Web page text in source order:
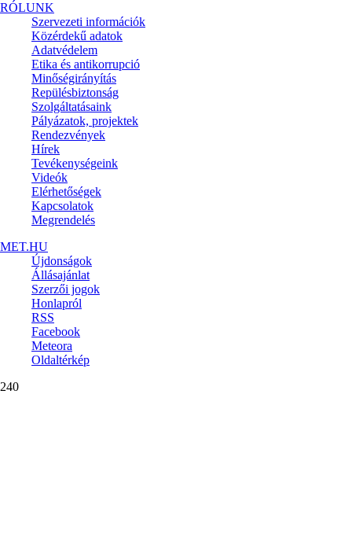
RÓLUNK
Szervezeti információk
Közérdekű adatok
Adatvédelem
Etika és antikorrupció
Minőségirányítás
Repülésbiztonság
Szolgáltatásaink
Pályázatok, projektek
Rendezvények
Hírek
Tevékenységeink
Videók
Elérhetőségek
Kapcsolatok
Megrendelés
MET.HU
Újdonságok
Állásajánlat
Szerzői jogok
Honlapról
RSS
Facebook
Meteora
Oldaltérkép
240